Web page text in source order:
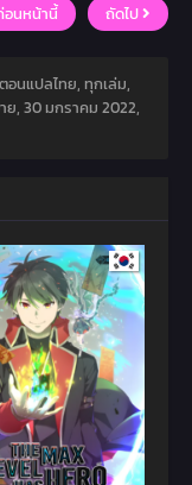
อนหน้านี้ ถัดไป
อนแปลไทย, ทุกเล่ม,
ย, 30 มกราคม 2022,